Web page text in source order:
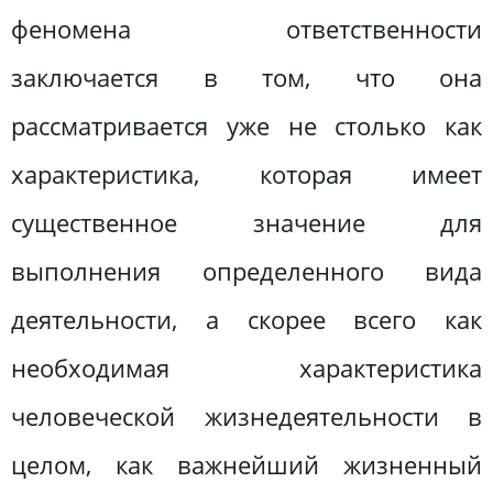
феномена ответственности
заключается в том, что она
рассматривается уже не столько как
характеристика, которая имеет
существенное значение для
выполнения определенного вида
деятельности, а скорее всего как
необходимая характеристика
человеческой жизнедеятельности в
целом, как важнейший жизненный